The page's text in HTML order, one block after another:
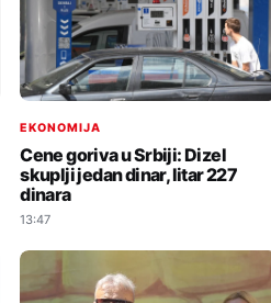
EKONOMIJA
Cene goriva u Srbiji: Dizel
skuplji jedan dinar, litar 227
dinara
13:47